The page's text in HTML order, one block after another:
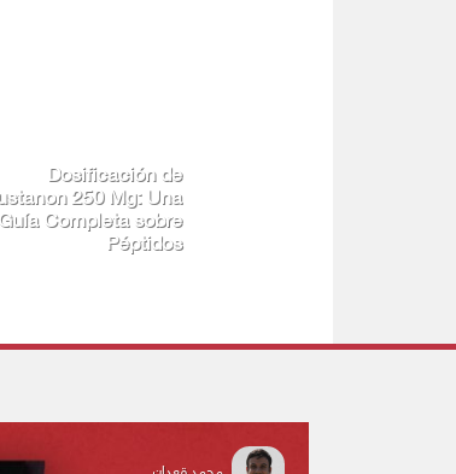
Oxandrolon kurs –
Kluczowe informacje i
przewodnik